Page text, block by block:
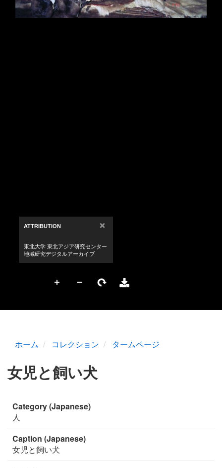
ホーム コレクション タームページ
女児と飼い犬
Category (Japanese)
人
Caption (Japanese)
女児と飼い犬